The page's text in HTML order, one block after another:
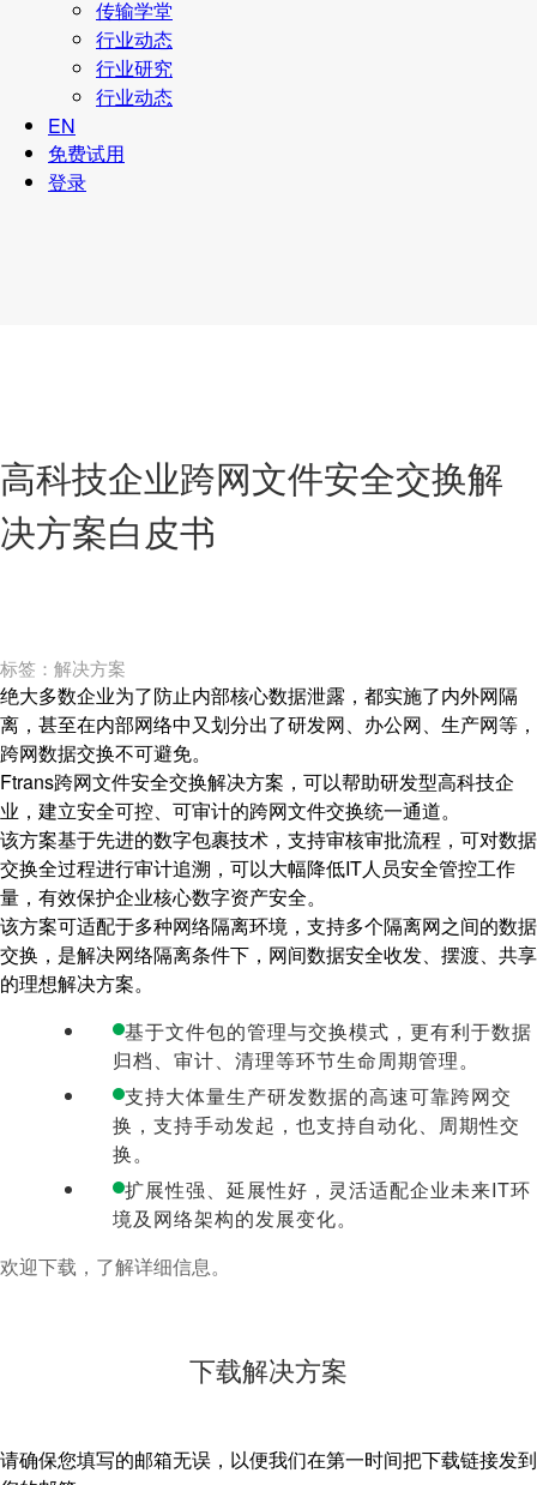
传输学堂
行业动态
行业研究
行业动态
EN
免费试用
登录
高科技企业跨网文件安全交换解
决方案白皮书
标签：解决方案
绝大多数企业为了防止内部核心数据泄露，都实施了内外网隔
离，甚至在内部网络中又划分出了研发网、办公网、生产网等，
跨网数据交换不可避免。
Ftrans跨网文件安全交换解决方案，可以帮助研发型高科技企
业，建立安全可控、可审计的跨网文件交换统一通道。
该方案基于先进的数字包裹技术，支持审核审批流程，可对数据
交换全过程进行审计追溯，可以大幅降低IT人员安全管控工作
量，有效保护企业核心数字资产安全。
该方案可适配于多种网络隔离环境，支持多个隔离网之间的数据
交换，是解决网络隔离条件下，网间数据安全收发、摆渡、共享
的理想解决方案。
基于文件包的管理与交换模式，更有利于数据
归档、审计、清理等环节生命周期管理。
支持大体量生产研发数据的高速可靠跨网交
换，支持手动发起，也支持自动化、周期性交
换。
扩展性强、延展性好，灵活适配企业未来IT环
境及网络架构的发展变化。
欢迎下载，了解详细信息。
下载解决方案
请确保您填写的邮箱无误，以便我们在第一时间把下载链接发到